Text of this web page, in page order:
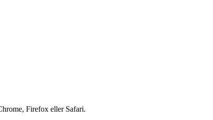
Firefox eller Safari.